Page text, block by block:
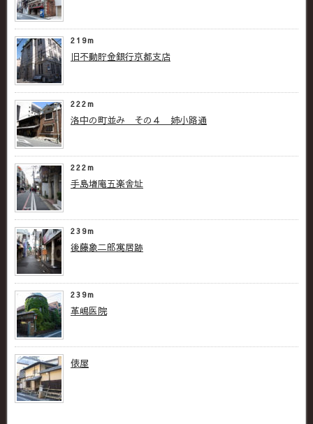
219m
旧不動貯金銀行京都支店
222m
洛中の町並み その４ 姉小路通
222m
手島堵庵五楽舎址
239m
後藤象二郎寓居跡
239m
革嶋医院
俵屋